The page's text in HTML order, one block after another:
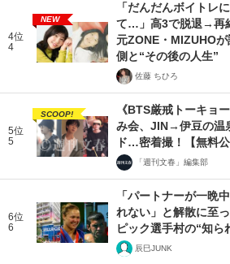
4位
4
NEW
「だんだんボイトレ
て…」高3で脱退→再
元ZONE・MIZUHO
側と“その後の人生”
佐藤 ちひろ
5位
5
SCOOP!
《BTS厳戒トーキョ
み会、JIN→伊豆の温
ド…密着撮！【無料公
「週刊文春」編集部
6位
6
「パートナーが一晩
れない」と解散に至
ピック選手村の“知ら
辰巳JUNK